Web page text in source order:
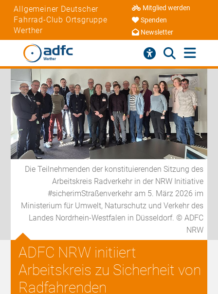
Allgemeiner Deutscher
Fahrrad-Club Ortsgruppe
Werther
Mitglied werden
Spenden
Newsletter
Die Teilnehmenden der konstituierenden Sitzung des
Arbeitskreis Radverkehr in der NRW Initiative
#sicherimStraßenverkehr am 5. März 2026 im
Ministerium für Umwelt, Naturschutz und Verkehr des
Landes Nordrhein-Westfalen in Düsseldorf. © ADFC
NRW
ADFC NRW initiiert
Arbeitskreis zu Sicherheit von
Radfahrenden